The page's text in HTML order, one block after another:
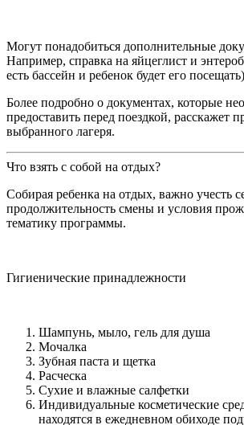
Могут понадобиться дополнительные
Например, справка на яйцеглист и
есть бассейн и ребенок будет его
Более подробно о документах, которые
предоставить перед поездкой, расскажет
выбранного лагеря.
Что взять с собой на отдых?
Собирая ребенка на отдых, важно учесть
продолжительность смены и условия
тематику программы.
Гигиенические принадлежности
Шампунь, мыло, гель для душа
Мочалка
Зубная паста и щетка
Расческа
Сухие и влажные салфетки
Индивидуальные косметические
находятся в ежедневном обиходе